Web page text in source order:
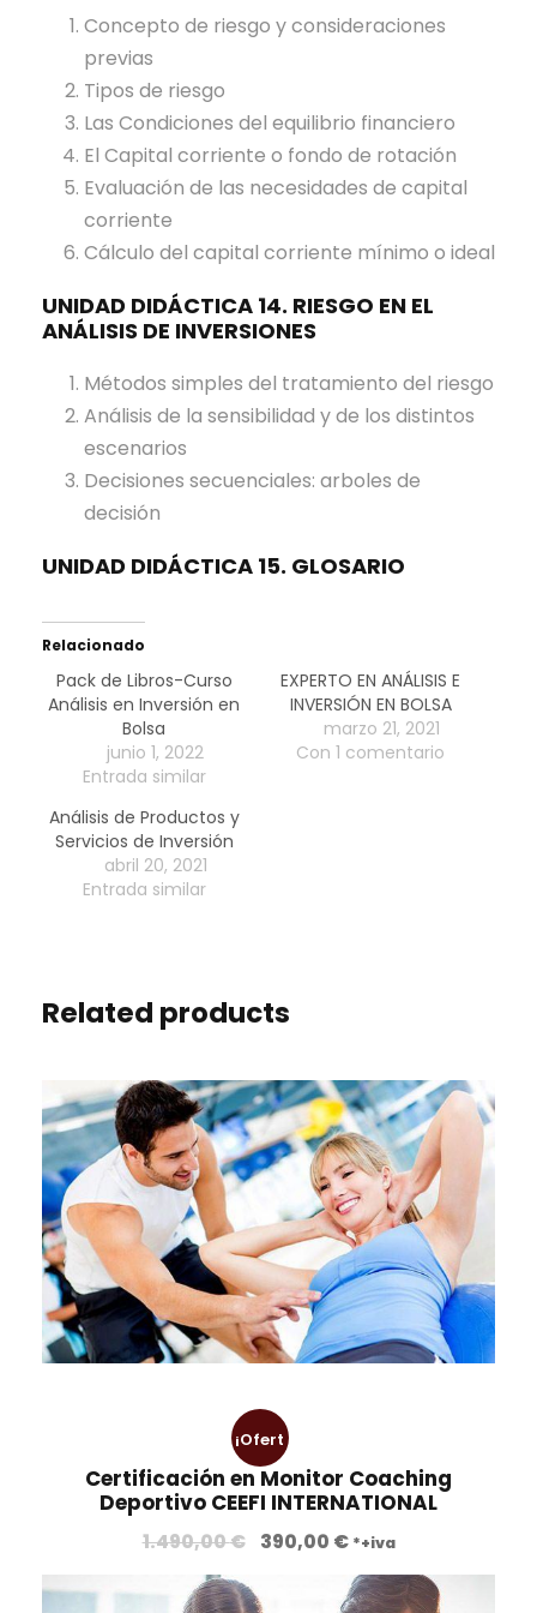
Concepto de riesgo y consideraciones
previas
Tipos de riesgo
Las Condiciones del equilibrio financiero
El Capital corriente o fondo de rotación
Evaluación de las necesidades de capital
corriente
Cálculo del capital corriente mínimo o ideal
UNIDAD DIDÁCTICA 14. RIESGO EN EL
ANÁLISIS DE INVERSIONES
Métodos simples del tratamiento del riesgo
Análisis de la sensibilidad y de los distintos
escenarios
Decisiones secuenciales: arboles de
decisión
UNIDAD DIDÁCTICA 15. GLOSARIO
Relacionado
Pack de Libros-Curso
Análisis en Inversión en
Bolsa
junio 1, 2022
Entrada similar
EXPERTO EN ANÁLISIS E
INVERSIÓN EN BOLSA
marzo 21, 2021
Con 1 comentario
Análisis de Productos y
Servicios de Inversión
abril 20, 2021
Entrada similar
Related products
¡Ofert
a!
Certificación en Monitor Coaching
Deportivo CEEFI INTERNATIONAL
1.490,00€
E
p
390,00 €E
p
*+iva